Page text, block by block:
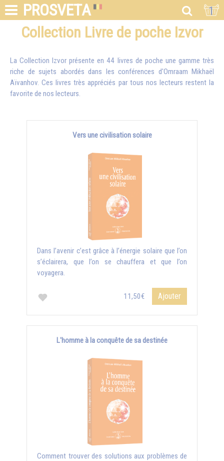
PROSVETA 1
Collection Livre de poche Izvor
La Collection Izvor présente en 44 livres de poche une gamme très
riche de sujets abordés dans les conférences d'Omraam Mikhaël
Aïvanhov. Ces livres très appréciés par tous nos lecteurs restent la
favorite de nos lecteurs.
Vers une civilisation solaire
Dans l’avenir c’est grâce à l’énergie solaire que l’on
s’éclairera, que l’on se chauffera et que l’on
voyagera.
11,50€ Ajouter
L'homme à la conquête de sa destinée
Comment trouver des solutions aux problèmes de